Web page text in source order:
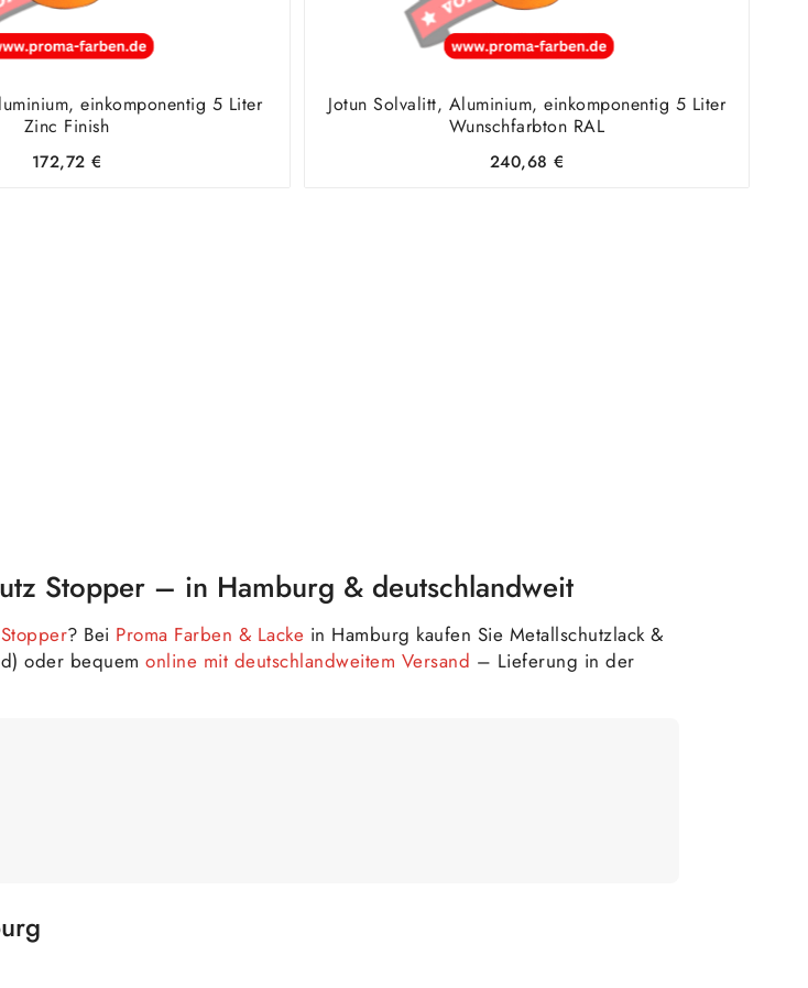
einkomponentig 5 Liter
Zinc Finish
172,72€
Jotun Solvalitt, Aluminium, einkomponentig 5 Liter
Wunschfarbton RAL
240,68€
Stopper – in Hamburg & deutschlandweit
? Bei Proma Farben & Lacke in Hamburg kaufen Sie Metallschutzlack &
oder bequem online mit deutschlandweitem Versand – Lieferung in der